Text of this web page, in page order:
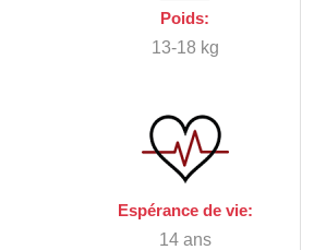
Poids:
13-18 kg
Espérance de vie:
14 ans